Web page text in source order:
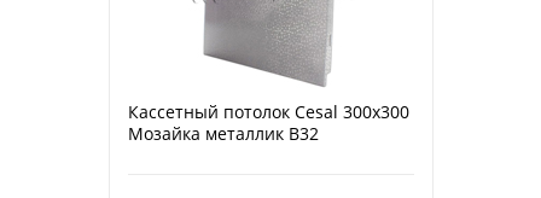
Кассетный потолок Cesal 300х300
Мозайка металлик В32